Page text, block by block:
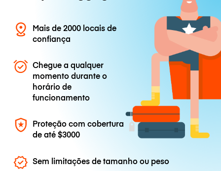
Mais de 2000 locais de
confiança
Chegue a qualquer
momento durante o
horário de
funcionamento
Proteção com cobertura
de até$3000
Sem limitações de tamanho ou peso